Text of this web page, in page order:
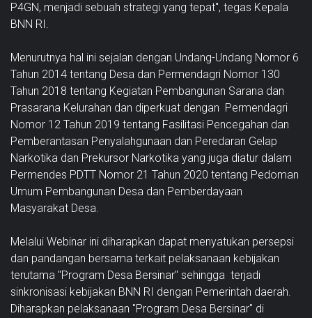
P4GN, menjadi sebuah strategi yang tepat", tegas Kepala
BNN RI.
Menurutnya hal ini sejalan dengan Undang-Undang Nomor 6
Tahun 2014 tentang Desa dan Permendagri Nomor 130
Tahun 2018 tentang Kegiatan Pembangunan Sarana dan
Prasarana Kelurahan dan diperkuat dengan Permendagri
Nomor 12 Tahun 2019 tentang Fasilitasi Pencegahan dan
Pemberantasan Penyalahgunaan dan Peredaran Gelap
Narkotika dan Prekursor Narkotika yang juga diatur dalam
Permendes PDTT Nomor 21 Tahun 2020 tentang Pedoman
Umum Pembangunan Desa dan Pemberdayaan
Masyarakat Desa.
Melalui Webinar ini diharapkan dapat menyatukan persepsi
dan pandangan bersama terkait pelaksanaan kebijakan
terutama "Program Desa Bersinar" sehingga terjadi
sinkronisasi kebijakan BNN RI dengan Pemerintah daerah.
Diharapkan pelaksanaan "Program Desa Bersinar" di